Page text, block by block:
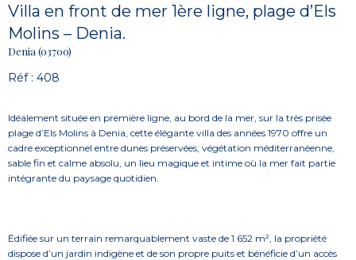
Villa en front de mer 1ère ligne, plage d’Els
Molins – Denia.
Denia (03700)
Réf : 408
Idéalement située en première ligne, au bord de la mer, sur la très prisée
plage d’Els Molins à Denia, cette élégante villa des années 1970 offre un
cadre exceptionnel entre dunes préservées, végétation méditerranéenne,
sable fin et calme absolu, un lieu magique et intime où la mer fait partie
intégrante du paysage quotidien.
Édifiée sur un terrain remarquablement vaste de 1 652 m², la propriété
dispose d’un jardin indigène et de son propre puits et bénéficie d’un accès